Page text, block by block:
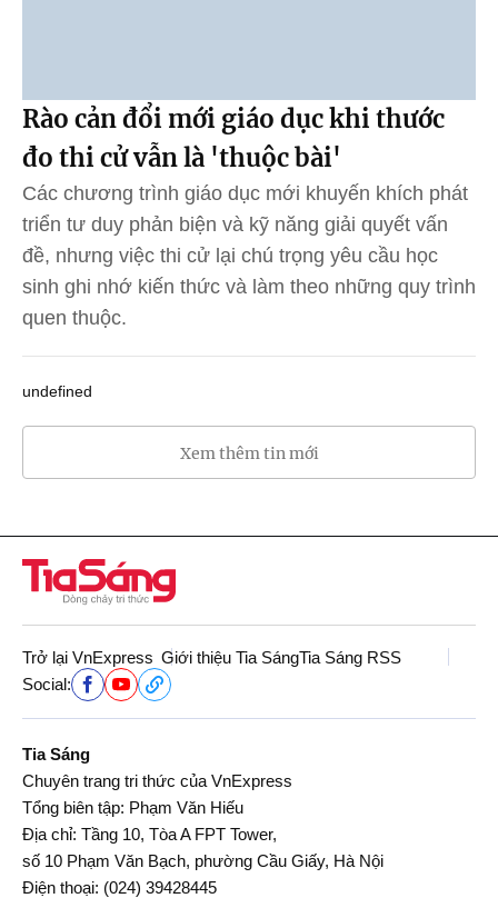
Rào cản đổi mới giáo dục khi thước
đo thi cử vẫn là 'thuộc bài'
Các chương trình giáo dục mới khuyến khích phát
triển tư duy phản biện và kỹ năng giải quyết vấn
đề, nhưng việc thi cử lại chú trọng yêu cầu học
sinh ghi nhớ kiến thức và làm theo những quy trình
quen thuộc.
undefined
Xem thêm tin mới
Trở lại VnExpress Giới thiệu Tia SángTia Sáng RSS
Social:
Tia Sáng
Chuyên trang tri thức của VnExpress
Tổng biên tập: Phạm Văn Hiếu
Địa chỉ: Tầng 10, Tòa A FPT Tower,
số 10 Phạm Văn Bạch, phường Cầu Giấy, Hà Nội
Điện thoại: (024) 39428445